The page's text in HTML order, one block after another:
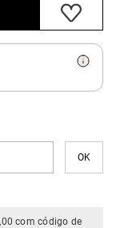
com código de